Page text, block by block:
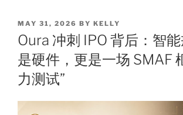
POSTED
ON
MAY 31, 2026 BY KELLY
Oura 冲刺 IPO 背后：智
是硬件，更是一场 SMAF
力测试”